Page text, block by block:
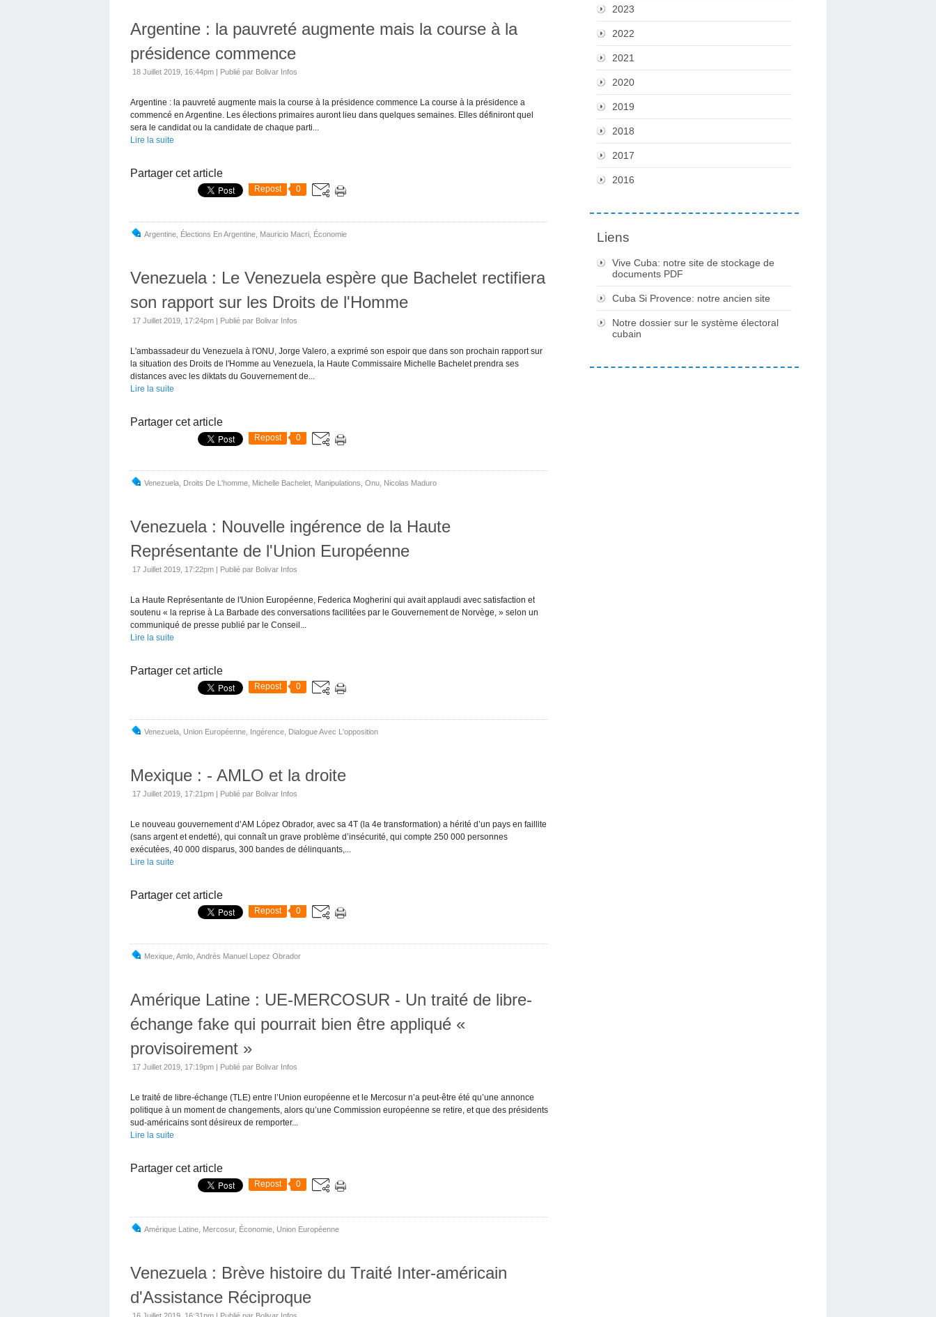
Argentine : la pauvreté augmente mais la course à la
présidence commence
18 Juillet 2019, 16:44pm | Publié par Bolivar Infos
Argentine : la pauvreté augmente mais la course à la présidence commence La course à la présidence a
commencé en Argentine. Les élections primaires auront lieu dans quelques semaines. Elles définiront quel
sera le candidat ou la candidate de chaque parti...
Lire la suite
Partager cet article
Repost 0
Argentine Élections En Argentine Mauricio Macri Économie
Venezuela : Le Venezuela espère que Bachelet rectifiera
son rapport sur les Droits de l'Homme
17 Juillet 2019, 17:24pm | Publié par Bolivar Infos
L'ambassadeur du Venezuela à l'ONU, Jorge Valero, a exprimé son espoir que dans son prochain rapport sur
la situation des Droits de l'Homme au Venezuela, la Haute Commissaire Michelle Bachelet prendra ses
distances avec les diktats du Gouvernement de...
Lire la suite
Partager cet article
Repost 0
Venezuela Droits De L'homme Michelle Bachelet Manipulations Onu Nicolas Maduro
Venezuela : Nouvelle ingérence de la Haute
Représentante de l'Union Européenne
17 Juillet 2019, 17:22pm | Publié par Bolivar Infos
La Haute Représentante de l'Union Européenne, Federica Mogherini qui avait applaudi avec satisfaction et
soutenu « la reprise à La Barbade des conversations facilitées par le Gouvernement de Norvège, » selon un
communiqué de presse publié par le Conseil...
Lire la suite
Partager cet article
Repost 0
Venezuela Union Européenne Ingérence Dialogue Avec L'opposition
Mexique : - AMLO et la droite
17 Juillet 2019, 17:21pm | Publié par Bolivar Infos
Le nouveau gouvernement d’AM López Obrador, avec sa 4T (la 4e transformation) a hérité d’un pays en faillite
(sans argent et endetté), qui connaît un grave problème d’insécurité, qui compte 250 000 personnes
exécutées, 40 000 disparus, 300 bandes de délinquants,...
Lire la suite
Partager cet article
Repost 0
Mexique Amlo Andrès Manuel Lopez Obrador
Amérique Latine : UE-MERCOSUR - Un traité de libre-
échange fake qui pourrait bien être appliqué «
provisoirement »
17 Juillet 2019, 17:19pm | Publié par Bolivar Infos
Le traité de libre-échange (TLE) entre l’Union européenne et le Mercosur n’a peut-être été qu’une annonce
politique à un moment de changements, alors qu’une Commission européenne se retire, et que des présidents
sud-américains sont désireux de remporter...
Lire la suite
Partager cet article
Repost 0
Amérique Latine Mercosur, Économie Union Européenne
Venezuela : Brève histoire du Traité Inter-américain
d'Assistance Réciproque
2023
2022
2021
2020
2019
2018
2017
2016
Liens
Vive Cuba: notre site de stockage de
documents PDF
Cuba Si Provence: notre ancien site
Notre dossier sur le système électoral
cubain